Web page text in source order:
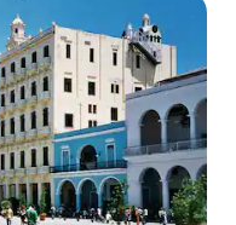
appréciés